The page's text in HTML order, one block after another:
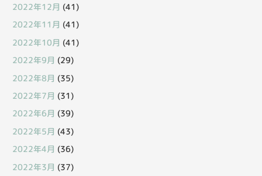
2022年12月 (41)
2022年11月 (41)
2022年10月 (41)
2022年9月 (29)
2022年8月 (35)
2022年7月 (31)
2022年6月 (39)
2022年5月 (43)
2022年4月 (36)
2022年3月 (37)